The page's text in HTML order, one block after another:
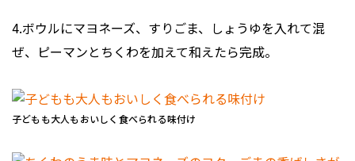
4.ボウルにマヨネーズ、すりごま、しょうゆを入れて混
ぜ、ピーマンとちくわを加えて和えたら完成。
子どもも大人もおいしく食べられる味付け